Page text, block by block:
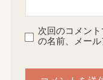
次回のコメン
の名前、メール